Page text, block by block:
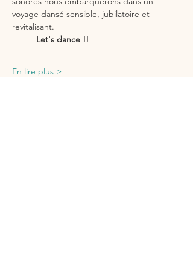
voyage dansé sensible, jubilatoire et
revitalisant.
Let's dance !!
En lire plus >